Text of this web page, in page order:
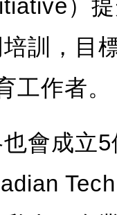
）
訓，目
工作者。
會成立